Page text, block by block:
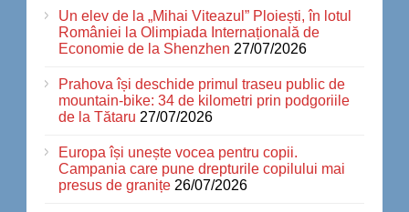
Un elev de la „Mihai Viteazul” Ploiești, în lotul
României la Olimpiada Internațională de
Economie de la Shenzhen 27/07/2026
Prahova își deschide primul traseu public de
mountain-bike: 34 de kilometri prin podgoriile
de la Tătaru 27/07/2026
Europa își unește vocea pentru copii.
Campania care pune drepturile copilului mai
presus de granițe 26/07/2026